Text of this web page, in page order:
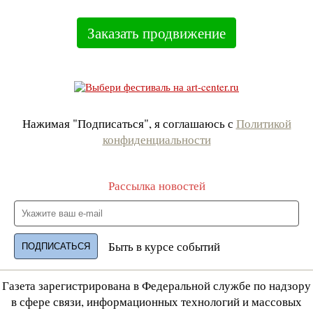
Заказать продвижение
Нажимая "Подписаться", я соглашаюсь с Политикой
конфиденциальности
Рассылка новостей
Быть в курсе событий
Газета зарегистрирована в Федеральной службе по надзору
в сфере связи, информационных технологий и массовых